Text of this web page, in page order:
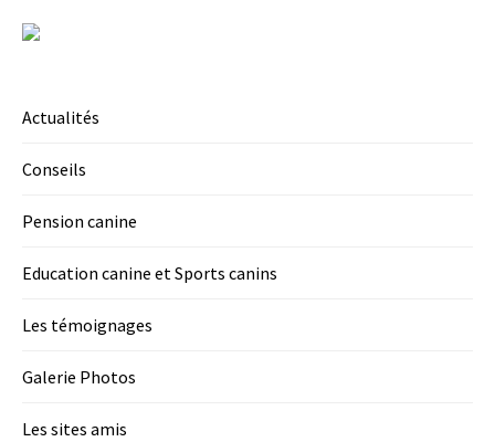
Actualités
Conseils
Pension canine
Education canine et Sports canins
Les témoignages
Galerie Photos
Les sites amis